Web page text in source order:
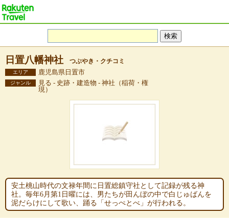
日置八幡神社 つぶやき・クチコミ
エリア 鹿児島県日置市
ジャンル
見る - 史跡・建造物 - 神社（稲荷・権
現）
安土桃山時代の文禄年間に日置総鎮守社として記録が残る神
社。毎年6月第1日曜には、男たちが田んぼの中で白じゅばんを
泥だらけにして歌い、踊る「せっぺとべ」が行われる。